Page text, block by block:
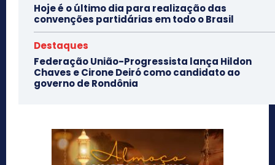
Hoje é o último dia para realização das
convenções partidárias em todo o Brasil
Destaques
Federação União-Progressista lança Hildon
Chaves e Cirone Deiró como candidato ao
governo de Rondônia